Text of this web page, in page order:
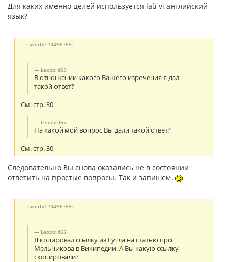
Для каких именно целей используется laŭ vi английский
язык?
qwerty123456789:
Leopold65:
В отношении какого Вашего изречения я дал
такой ответ?
См. стр. 30
Leopold65:
На какой мой вопрос Вы дали такой ответ?
См. стр. 30
Следовательно Вы снова оказались не в состоянии
ответить на простые вопросы. Так и запишем.
qwerty123456789:
Leopold65:
Я копировал ссылку из Гугла на статью про
Мельникова в Википедии. А Вы какую ссылку
скопировали?